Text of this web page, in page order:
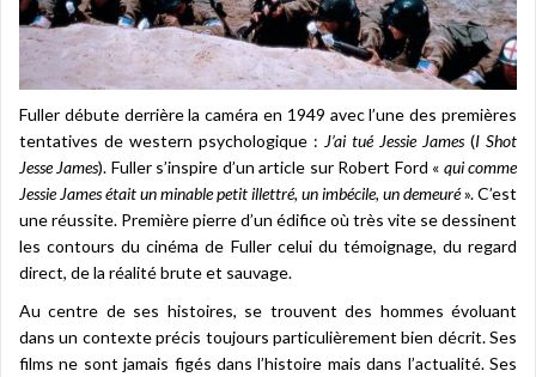
Fuller débute derrière la caméra en 1949 avec l’une des premières
tentatives de western psychologique : J’ai tué Jessie James(I Shot
Jesse James). Fuller s’inspire d’un article sur Robert Ford « qui comme
Jessie James était un minable petit illettré, un imbécile, un demeuré». C’est
une réussite. Première pierre d’un édifice où très vite se dessinent
les contours du cinéma de Fuller celui du témoignage, du regard
direct, de la réalité brute et sauvage.
Au centre de ses histoires, se trouvent des hommes évoluant
dans un contexte précis toujours particulièrement bien décrit. Ses
films ne sont jamais figés dans l’histoire mais dans l’actualité. Ses